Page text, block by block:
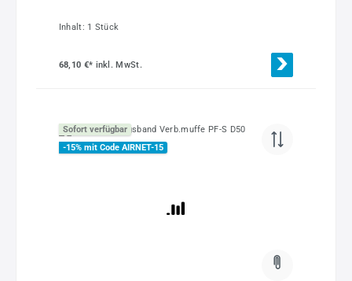
Inhalt: 1 Stück
68,10 €* inkl. MwSt.
Sofort verfügbar
-15% mit Code AIRNET-15